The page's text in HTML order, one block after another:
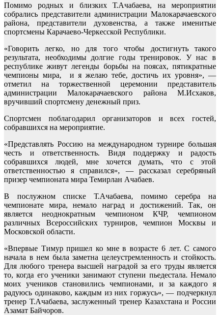
Помимо родных и близких Т.Ачабаева, на мероприятии
собрались представители администрации Малокарачаевского
района, представители духовенства, а также именитые
спортсмены Карачаево-Черкесской Республики.
«Говорить легко, но для того чтобы достигнуть такого
результата, необходимы долгие годы тренировок. У нас в
республике живут легенды борьбы на поясах, пятикратные
чемпионы мира, и я желаю тебе, достичь их уровня», —
отметил на торжественной церемонии представитель
администрации Малокарачаевского района М.Исхаков,
вручивший спортсмену денежный приз.
Спортсмен поблагодарил организаторов и всех гостей,
собравшихся на мероприятие.
«Представлять Россию на международном турнире большая
честь и ответственность. Видя поддержку и радость
собравшихся людей, мне хочется думать, что с этой
ответственностью я справился», — рассказал серебряный
призер чемпионата мира Темирлан Ачабаев.
В послужном списке Т.Ачабаева, помимо серебра на
чемпионате мира, немало наград и достижений. Так, он
является неоднократным чемпионом КЧР, чемпионом
различных Всероссийских турниров, чемпион Москвы и
Московской области.
«Впервые Тимур пришел ко мне в возрасте 6 лет. С самого
начала в нем была заметна целеустремленность и стойкость.
Для любого тренера высшей наградой за его труды является
то, когда его ученики занимают ступени пьедестала. Немало
моих учеников становились чемпионами, и за каждого я
радуюсь одинаково, каждым из них горжусь», — подчеркнул
тренер Т.Ачабаева, заслуженный тренер Казахстана и России
Азамат Байчоров.